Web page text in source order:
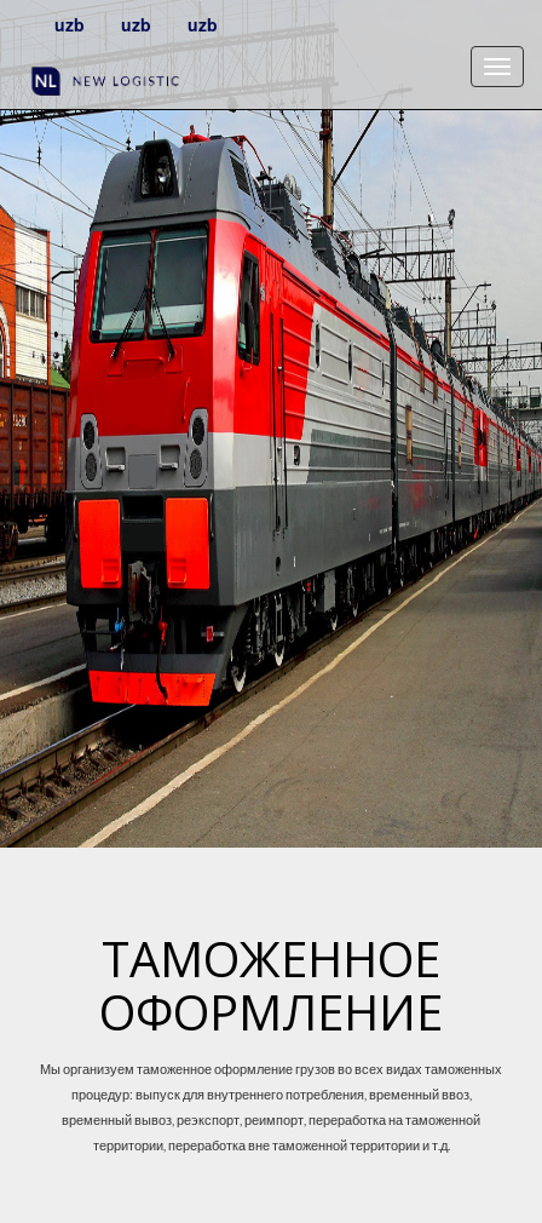
uzb uzb uzb
ТАМОЖЕННОЕ
ОФОРМЛЕНИЕ
Мы организуем таможенное оформление грузов во всех видах таможенных
процедур: выпуск для внутреннего потребления, временный ввоз,
временный вывоз, реэкспорт, реимпорт, переработка на таможенной
территории, переработка вне таможенной территории и т.д.